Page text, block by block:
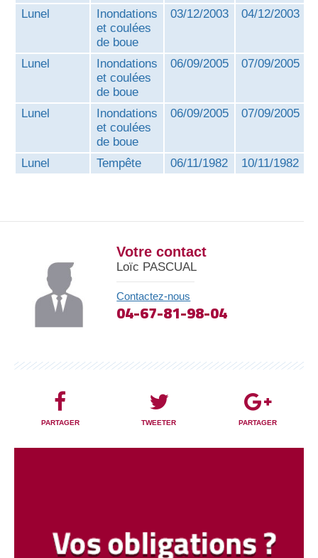
Lunel
Inondations
et coulées
de boue
03/12/2003 04/12/2003
Lunel
Inondations
et coulées
de boue
06/09/2005 07/09/2005
Lunel
Inondations
et coulées
de boue
06/09/2005 07/09/2005
Lunel Tempête 06/11/1982 10/11/1982
Votre contact
Loïc PASCUAL
Contactez-nous
04-67-81-98-04
PARTAGER TWEETER PARTAGER